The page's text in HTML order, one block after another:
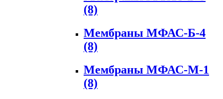
(8)
Мембраны МФАС-Б-4
(8)
Мембраны МФАС-М-1
(8)